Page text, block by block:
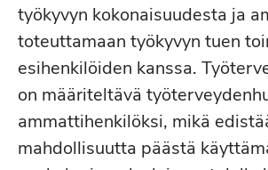
työkyvyn kokonaisuudesta ja
toteuttamaan työkyvyn tuen
esihenkilöiden kanssa.
on määriteltävä
ammattihenkilöksi, mikä
mahdollisuutta päästä